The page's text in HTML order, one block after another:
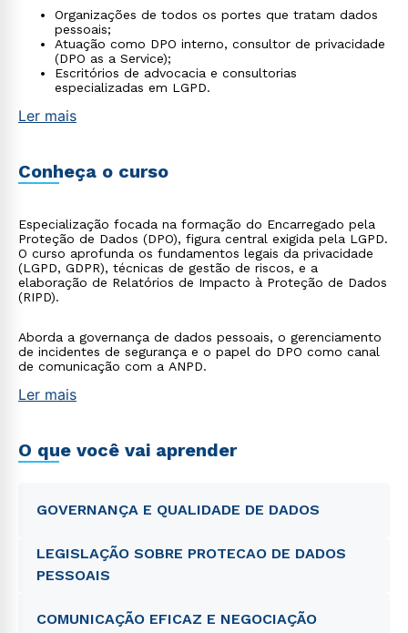
Organizações de todos os portes que tratam dados
pessoais;
Atuação como DPO interno, consultor de privacidade
(DPO as a Service);
Escritórios de advocacia e consultorias
especializadas em LGPD.
Ler mais
Conheça o curso
Especialização focada na formação do Encarregado pela
Proteção de Dados (DPO), figura central exigida pela LGPD.
O curso aprofunda os fundamentos legais da privacidade
(LGPD, GDPR), técnicas de gestão de riscos, e a
elaboração de Relatórios de Impacto à Proteção de Dados
(RIPD).
Aborda a governança de dados pessoais, o gerenciamento
de incidentes de segurança e o papel do DPO como canal
de comunicação com a ANPD.
Ler mais
O que você vai aprender
GOVERNANÇA E QUALIDADE DE DADOS
LEGISLAÇÃO SOBRE PROTECAO DE DADOS
PESSOAIS
COMUNICAÇÃO EFICAZ E NEGOCIAÇÃO